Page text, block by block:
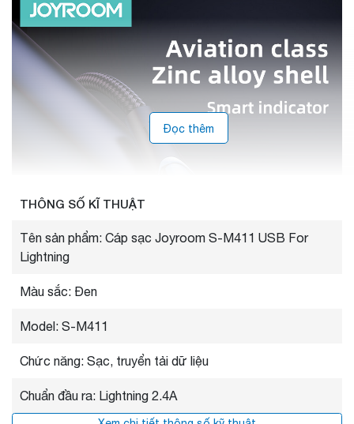
Đọc thêm
THÔNG SỐ KĨ THUẬT
Tên sản phẩm: Cáp sạc Joyroom S-M411 USB For
Lightning
Màu sắc: Đen
Model: S-M411
Chức năng: Sạc, truyển tải dữ liệu
Chuẩn đầu ra: Lightning 2.4A